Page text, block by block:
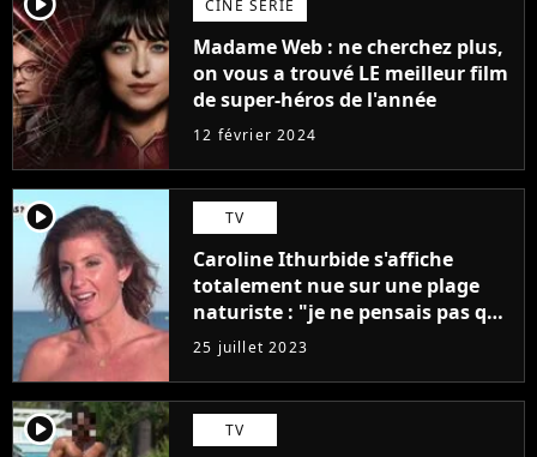
CINÉ SÉRIE
Madame Web : ne cherchez plus,
on vous a trouvé LE meilleur film
de super-héros de l'année
12 février 2024
player2 TV
Caroline Ithurbide s'affiche
totalement nue sur une plage
naturiste : "je ne pensais pas que
j'arriverais à le faire..."
25 juillet 2023
player2 TV